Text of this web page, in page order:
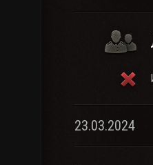
23.03.2024